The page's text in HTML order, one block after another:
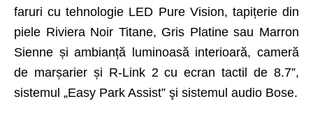
faruri cu tehnologie LED Pure Vision, tapițerie din
piele Riviera Noir Titane, Gris Platine sau Marron
Sienne și ambianță luminoasă interioară, cameră
de marșarier și R-Link 2 cu ecran tactil de 8.7”,
sistemul „Easy Park Assist” şi sistemul audio Bose.